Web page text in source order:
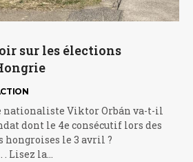
sur les élections
Viktor Orbán va-t-il
dont le 4e consécutif lors des
le 3 avril ?
. Lisez la…